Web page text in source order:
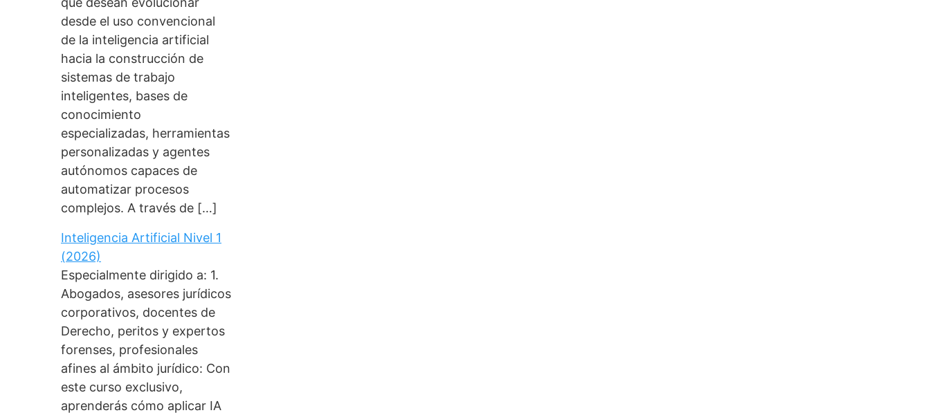
desde el uso convencional
de la inteligencia artificial
hacia la construcción de
sistemas de trabajo
inteligentes, bases de
conocimiento
especializadas, herramientas
personalizadas y agentes
autónomos capaces de
automatizar procesos
complejos. A través de […]
Inteligencia Artificial Nivel 1
(2026)
Especialmente dirigido a: 1.
Abogados, asesores jurídicos
corporativos, docentes de
Derecho, peritos y expertos
forenses, profesionales
afines al ámbito jurídico: Con
este curso exclusivo,
aprenderás cómo aplicar IA